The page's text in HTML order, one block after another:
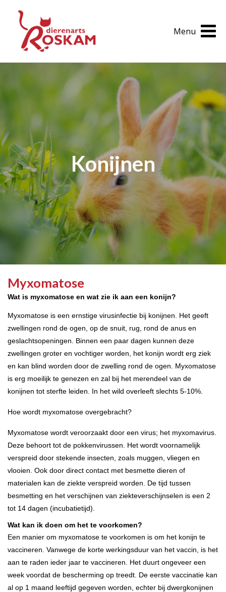
Home
Openingstijden
Routebeschrijving
Huisdierinfo
Menu
Konijnen
Myxomatose
Wat is myxomatose en wat zie ik aan een konijn?
Myxomatose is een ernstige virusinfectie bij konijnen. Het geeft
zwellingen rond de ogen, op de snuit, rug, rond de anus en
geslachtsopeningen. Binnen een paar dagen kunnen deze
zwellingen groter en vochtiger worden, het konijn wordt erg ziek
en kan blind worden door de zwelling rond de ogen. Myxomatose
is erg moeilijk te genezen en zal bij het merendeel van de
konijnen tot sterfte leiden. In het wild overleeft slechts 5-10%.
Hoe wordt myxomatose overgebracht?
Myxomatose wordt veroorzaakt door een virus; het myxomavirus.
Deze behoort tot de pokkenvirussen. Het wordt voornamelijk
verspreid door stekende insecten, zoals muggen, vliegen en
vlooien. Ook door direct contact met besmette dieren of
materialen kan de ziekte verspreid worden. De tijd tussen
besmetting en het verschijnen van ziekteverschijnselen is een 2
tot 14 dagen (incubatietijd).
Wat kan ik doen om het te voorkomen?
Een manier om myxomatose te voorkomen is om het konijn te
vaccineren. Vanwege de korte werkingsduur van het vaccin, is het
aan te raden ieder jaar te vaccineren. Het duurt ongeveer een
week voordat de bescherming op treedt. De eerste vaccinatie kan
al op 1 maand leeftijd gegeven worden, echter bij dwergkonijnen